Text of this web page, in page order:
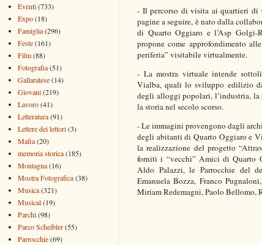
- Il percorso di visita ai quartieri di
pagine a seguire, è nato dalla
di Quarto Oggiaro e l’Asp Golgi-
propone come approfondimento
periferia” visitabile virtualmente.
-La mostra virtuale intende
Vialba, quali lo sviluppo edilizio
degli alloggi popolari, l’industria,
la storia nel secolo scorso.
- Le immagini provengono dagli
degli abitanti di Quarto Oggiaro e
la realizzazione del progetto
forniti i “vecchi” Amici di Quarto
Aldo Palazzi, le Parrocchie del
Emanuela Bozza, Franco
Miriam Redemagni, Paolo Bellomo,
Eventi(733)
Expo(18)
Famiglia(296)
Feste(161)
Film(88)
Fotografia(51)
Gallaratese(14)
Giovani(219)
Lavoro(41)
Letteratura(91)
Lettere dei lettori(3)
Mafia(20)
memoria storica(185)
Montagna(16)
Mostra Fotografica(38)
Musica(321)
Musical(19)
Parchi(98)
Parco Scheibler(55)
Parrocchie(69)